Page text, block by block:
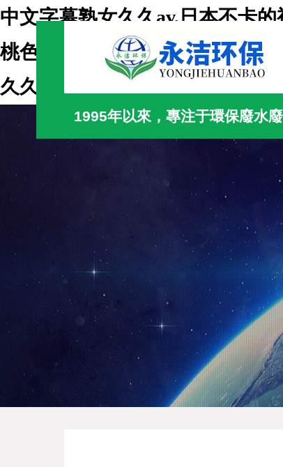
中文字幕熟女久久av,日本不卡
桃色号49780,av一区二区三区在
久久免费
1995年以來，專注于環保廢水